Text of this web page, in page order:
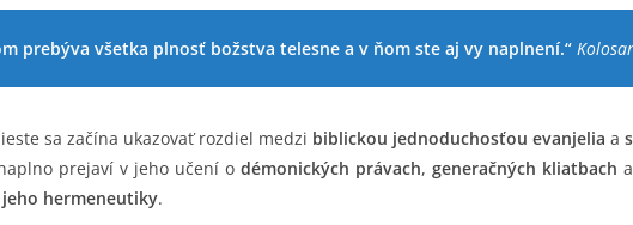
prebýva všetka plnosť božstva telesne a v ňom ste aj vy naplnení.“
sa začína ukazovať rozdiel medzi biblickou jednoduchosťou evanjelia a
prejaví v jeho učení o démonických právach, generačných kliatbach
hermeneutiky.